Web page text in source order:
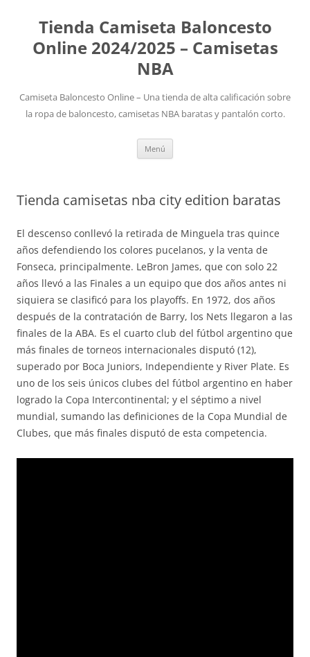
Tienda Camiseta Baloncesto
Online 2024/2025 – Camisetas
NBA
Camiseta Baloncesto Online – Una tienda de alta calificación sobre
la ropa de baloncesto, camisetas NBA baratas y pantalón corto.
Menú
Tienda camisetas nba city edition baratas
El descenso conllevó la retirada de Minguela tras quince
años defendiendo los colores pucelanos, y la venta de
Fonseca, principalmente. LeBron James, que con solo 22
años llevó a las Finales a un equipo que dos años antes ni
siquiera se clasificó para los playoffs. En 1972, dos años
después de la contratación de Barry, los Nets llegaron a las
finales de la ABA. Es el cuarto club del fútbol argentino que
más finales de torneos internacionales disputó (12),
superado por Boca Juniors, Independiente y River Plate. Es
uno de los seis únicos clubes del fútbol argentino en haber
logrado la Copa Intercontinental; y el séptimo a nivel
mundial, sumando las definiciones de la Copa Mundial de
Clubes, que más finales disputó de esta competencia.